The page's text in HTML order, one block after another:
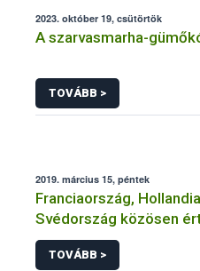
2023. október 19, csütörtök
A szarvasmarha-
TOVÁBB >
2019. március 15, péntek
Franciaország,
Svédország közösen
hatóanyagot
TOVÁBB >